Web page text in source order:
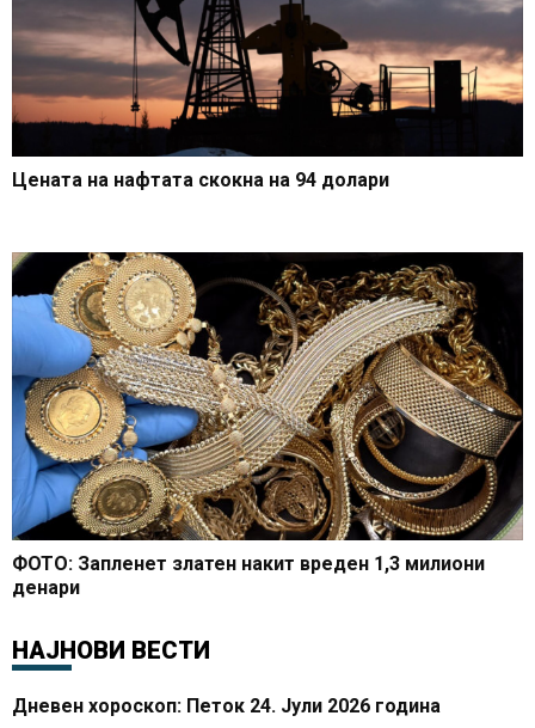
Цената на нафтата скокна на 94 долари
ФОТО: Запленет златен накит вреден 1,3 милиони
денари
НАЈНОВИ ВЕСТИ
Дневен хороскоп: Петок 24. Јули 2026 година